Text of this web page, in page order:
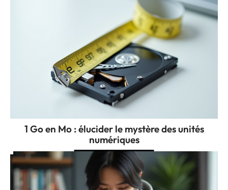
1 Go en Mo : élucider le mystère des unités
numériques